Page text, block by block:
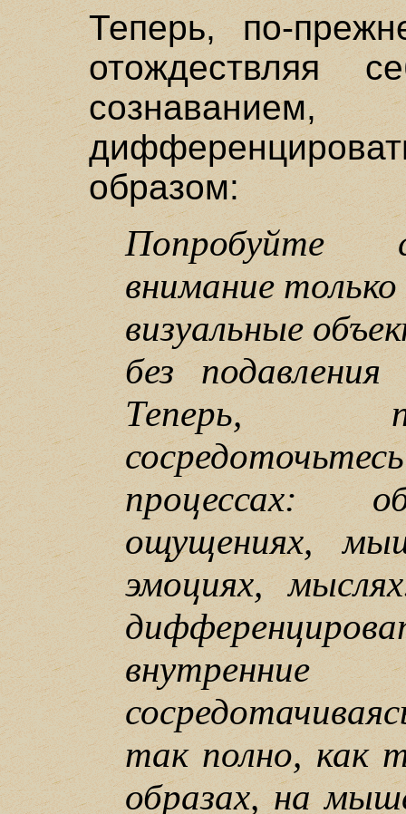
Теперь, по-
отождествляя
образом:
Попробуйте
внимание
визуальные
без
Теперь,
процессах:
ощущениях,
эмоциях,
так полно, как
образах, на